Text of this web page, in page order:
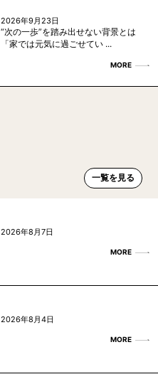
2026年9月23日
“次の一歩”を踏み出せない背景とは
「家では元気に過ごせてい ...
MORE
一覧を見る
2026年8月7日
MORE
2026年8月4日
MORE